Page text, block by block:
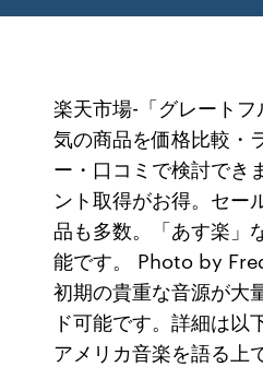
楽天市場-「グレート
気の商品を価格比較・
ー・口コミで検討でき
ント取得がお得。セー
品も多数。「あす楽」
能です。 Photo by
初期の貴重な音源が大
ド可能です。詳細は以
アメリカ音楽を語る上